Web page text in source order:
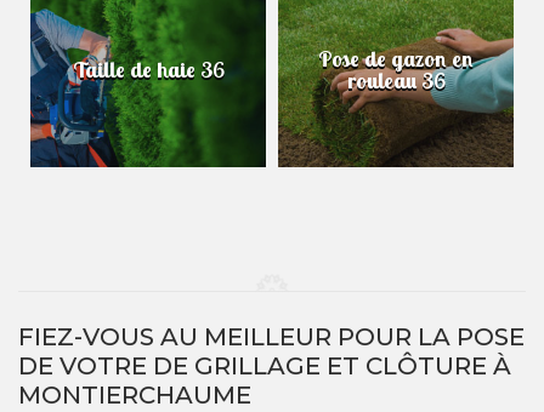
Taille de haie 36 Pose de gazon en
rouleau 36
FIEZ-VOUS AU MEILLEUR POUR LA POSE
DE VOTRE DE GRILLAGE ET CLÔTURE À
MONTIERCHAUME